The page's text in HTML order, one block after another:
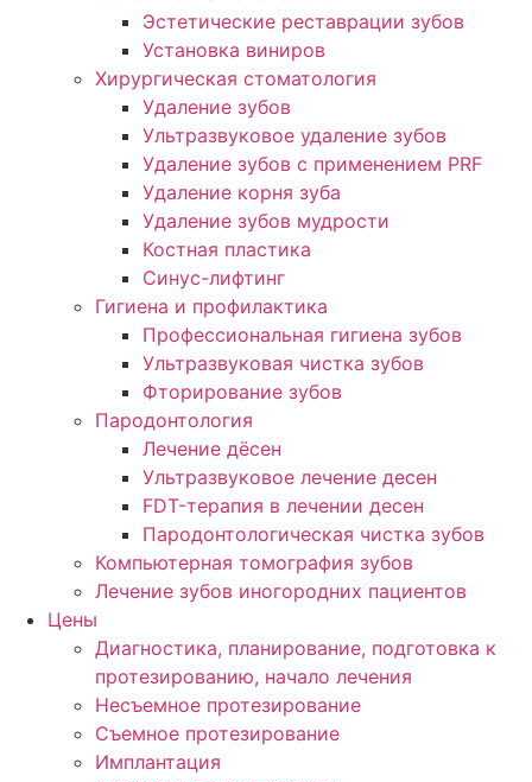
Эстетические реставрации зубов
Установка виниров
Хирургическая стоматология
Удаление зубов
Ультразвуковое удаление зубов
Удаление зубов с применением PRF
Удаление корня зуба
Удаление зубов мудрости
Костная пластика
Синус-лифтинг
Гигиена и профилактика
Профессиональная гигиена зубов
Ультразвуковая чистка зубов
Фторирование зубов
Пародонтология
Лечение дёсен
Ультразвуковое лечение десен
FDT-терапия в лечении десен
Пародонтологическая чистка зубов
Компьютерная томография зубов
Лечение зубов иногородних пациентов
Цены
Диагностика, планирование, подготовка к
протезированию, начало лечения
Несъемное протезирование
Съемное протезирование
Имплантация